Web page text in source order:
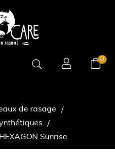
0
de rasage
Sunrise